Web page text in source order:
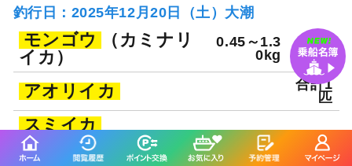
釣行日：2025年12月20日（土）大潮
モンゴウ
（カミナリ
イカ）
0.45～1.3
0kg
アオリイカ
合計1
匹
スミイカ
タコ
合計1